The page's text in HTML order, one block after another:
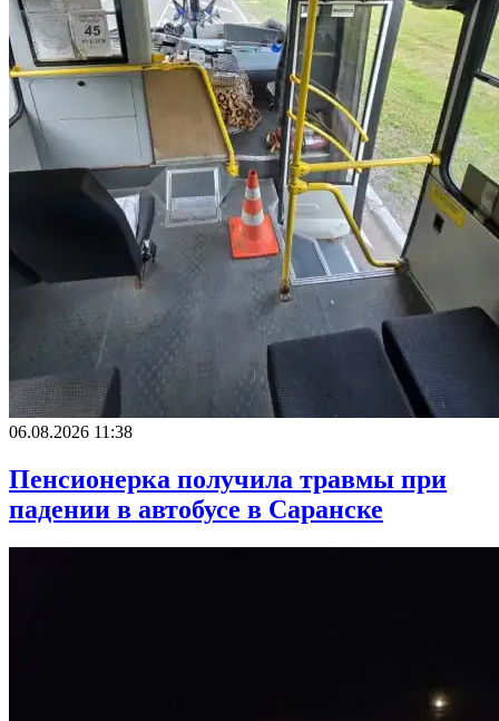
06.08.2026 11:38
Пенсионерка получила травмы при
падении в автобусе в Саранске